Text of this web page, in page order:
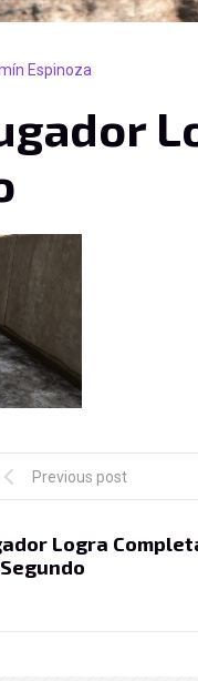
Espinoza
Previous post
Logra